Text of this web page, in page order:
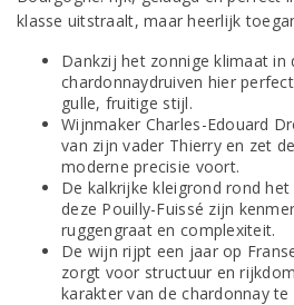
klasse uitstraalt, maar heerlijk
Dankzij het zonnige klimaat in
chardonnaydruiven hier
gulle, fruitige stijl.
Wijnmaker Charles-Edouard
van zijn vader Thierry en zet
moderne precisie voort.
De kalkrijke kleigrond rond
deze Pouilly-Fuissé zijn
ruggengraat en complexiteit.
De wijn rijpt een jaar op
zorgt voor structuur en
karakter van de chardonnay te